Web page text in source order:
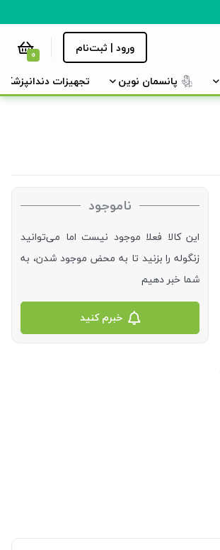
ورود | ثبت‌نام 0
پانسمان نوین تجهیزات دندانپزشکی
ناموجود
این کالا فعلا موجود نیست اما می‌توانید
زنگوله را بزنید تا به محض موجود شدن، به
شما خبر دهیم
خبرم کنید